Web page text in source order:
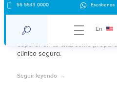
55 5543 0000 Escríbenos
En
¿Puedo abortar si
Abortar sola en CDMX es
esperar en tu cita, cómo
clínica segura.
Seguir leyendo